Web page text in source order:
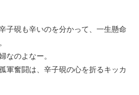
子硯も辛いのを分かって、一生懸命
なのよなー。
軍奮闘は、辛子硯の心を折るキッカ